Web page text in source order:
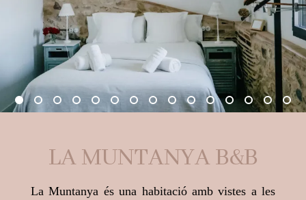
LA MUNTANYA B&B
La Muntanya és una habitació amb vistes a les